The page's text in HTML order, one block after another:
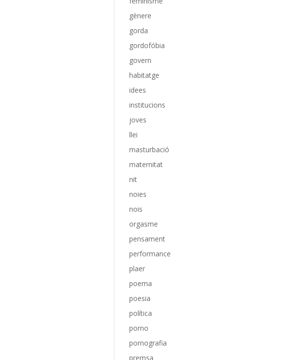
gènere
gorda
gordofóbia
govern
habitatge
idees
institucions
joves
llei
masturbació
maternitat
nit
noies
nois
orgasme
pensament
performance
plaer
poema
poesia
política
porno
pornografia
premsa